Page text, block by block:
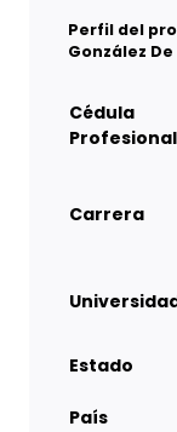
Perfil del
González
Cédula
Profesional
Carrera
Estado
País